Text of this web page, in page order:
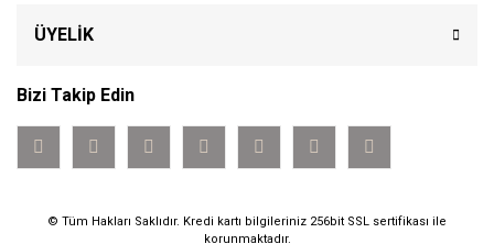
ÜYELİK
Bizi Takip Edin
© Tüm Hakları Saklıdır. Kredi kartı bilgileriniz 256bit SSL sertifikası ile
korunmaktadır.